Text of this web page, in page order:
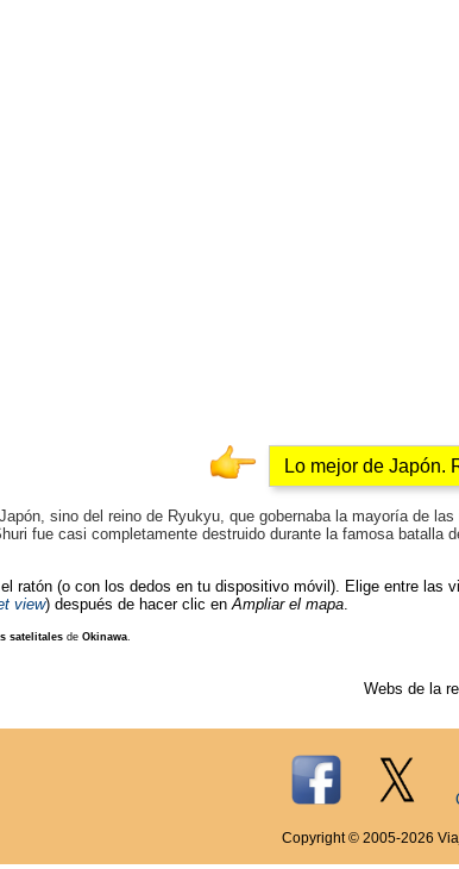
Lo mejor de Japón.
sino del reino de Ryukyu, que gobernaba la mayoría de
fue casi completamente destruido durante la famosa
ratón (o con los dedos en tu dispositivo móvil). Elige entre las
view) después de hacer clic en Ampliar el mapa
satelitales de Okinawa
Webs de la
Copyright © 2005-2026